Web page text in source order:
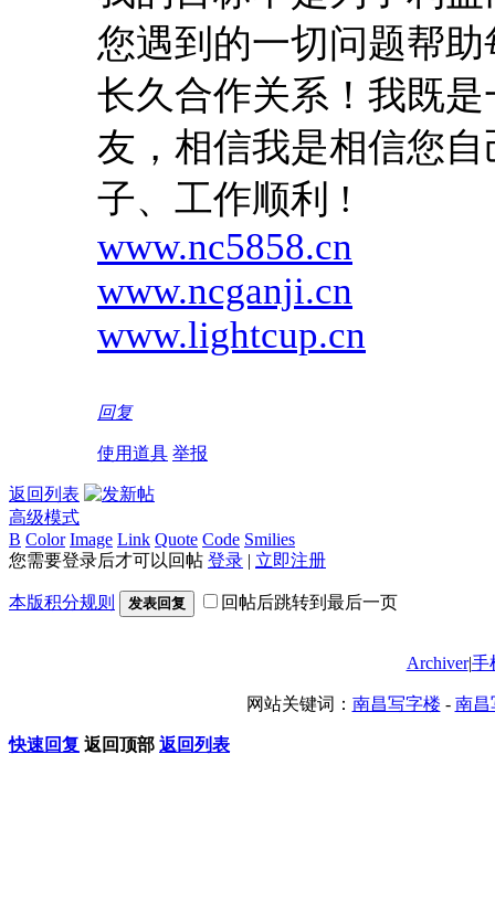
您遇到的一切问题帮
长久合作关系！我既
友，相信我是相信您
子、工作顺利 !
www.nc5858.cn
www.ncganji.cn
www.lightcup.cn
回复
使用道具 举报
返回列表
高级模式
B Color Image Link Quote Code Smilies
您需要登录后才可以回帖 登录 | 立即注册
本版积分规则 发表回复 回帖后跳转到最后一页
Archiver|手
网站关键词： 南昌写字楼 - 南昌
快速回复 返回顶部 返回列表